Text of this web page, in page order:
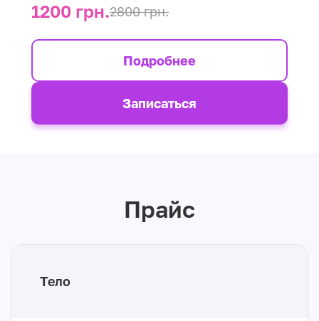
1200 грн.2800 грн.
Подробнее
Записаться
Прайс
Тело